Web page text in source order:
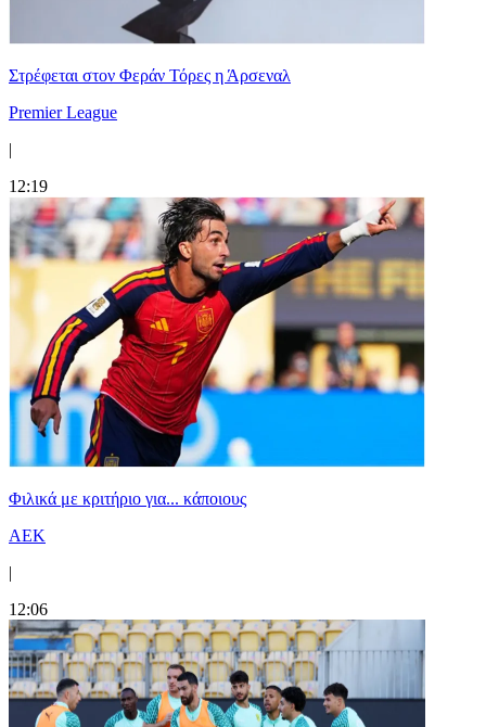
Στρέφεται στον Φεράν Τόρες η Άρσεναλ
Premier League
|
12:19
Φιλικά με κριτήριο για... κάποιους
ΑΕΚ
|
12:06